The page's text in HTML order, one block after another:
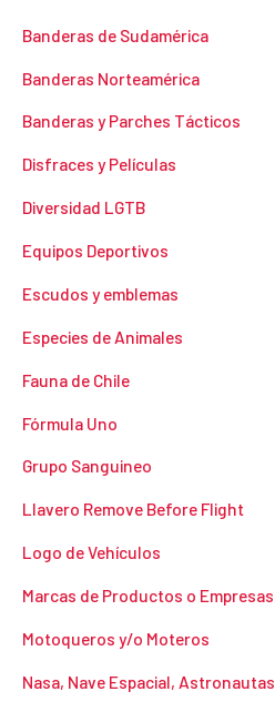
Banderas de Sudamérica
Banderas Norteamérica
Banderas y Parches Tácticos
Disfraces y Películas
Diversidad LGTB
Equipos Deportivos
Escudos y emblemas
Especies de Animales
Fauna de Chile
Fórmula Uno
Grupo Sanguineo
Llavero Remove Before Flight
Logo de Vehículos
Marcas de Productos o Empresas
Motoqueros y/o Moteros
Nasa, Nave Espacial, Astronautas